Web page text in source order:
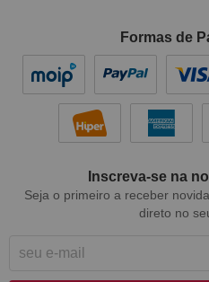
Formas de
Inscreva-se na
Seja o primeiro a receber
direto no